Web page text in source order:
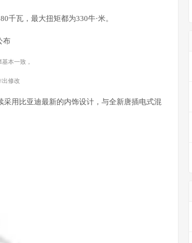
千瓦，最大扭矩都为330牛·米。
本一致，
出修改
用比亚迪最新的内饰设计，与全新唐插电式混